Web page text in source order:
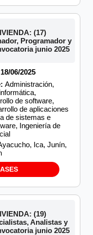
(17)
Programador y
junio 2025
06/2025
Administración,
de software,
de aplicaciones
de sistemas e
Ingeniería de
Ica, Junín,
(19)
Analistas y
junio 2025